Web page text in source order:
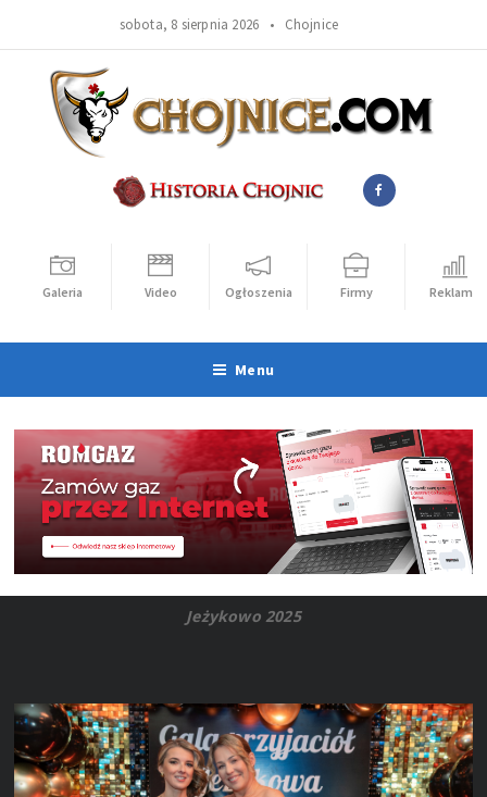
sobota, 8 sierpnia 2026 • Chojnice
Galeria Video Ogłoszenia Firmy Reklama
Menu
Jeżykowo 2025